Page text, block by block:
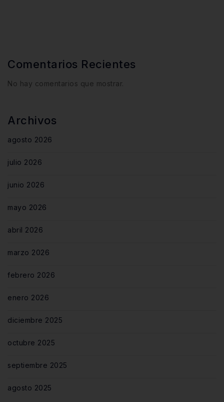
Comentarios Recientes
No hay comentarios que mostrar.
Archivos
agosto 2026
julio 2026
junio 2026
mayo 2026
abril 2026
marzo 2026
febrero 2026
enero 2026
diciembre 2025
octubre 2025
septiembre 2025
agosto 2025